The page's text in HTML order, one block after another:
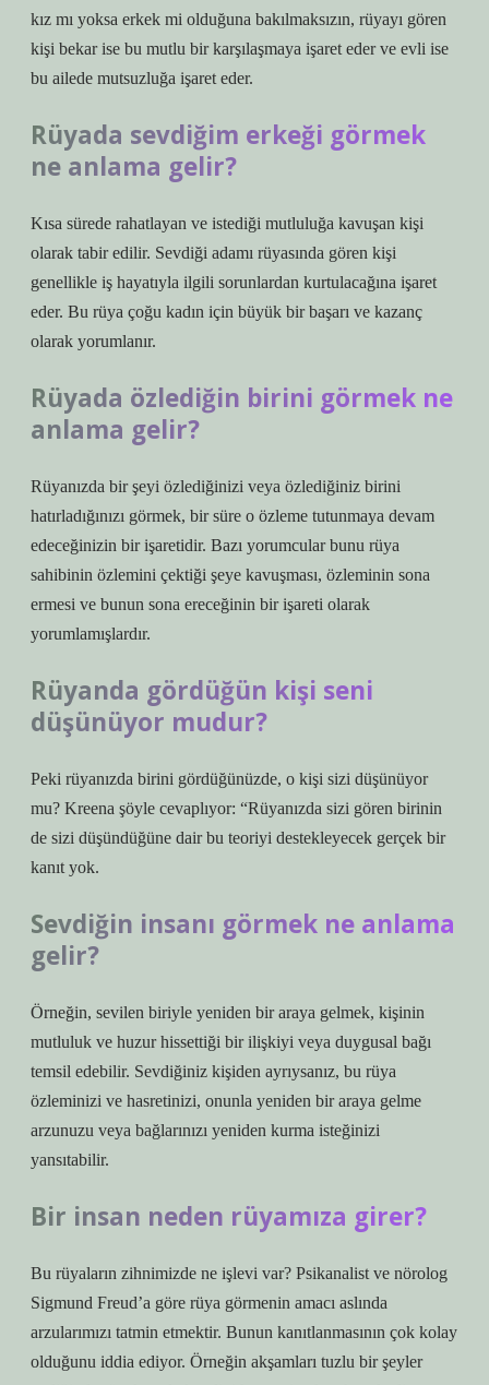
kız mı yoksa erkek mi olduğuna bakılmaksızın, rüyayı gören
kişi bekar ise bu mutlu bir karşılaşmaya işaret eder ve evli ise
bu ailede mutsuzluğa işaret eder.
Rüyada sevdiğim erkeği görmek
ne anlama gelir?
Kısa sürede rahatlayan ve istediği mutluluğa kavuşan kişi
olarak tabir edilir. Sevdiği adamı rüyasında gören kişi
genellikle iş hayatıyla ilgili sorunlardan kurtulacağına işaret
eder. Bu rüya çoğu kadın için büyük bir başarı ve kazanç
olarak yorumlanır.
Rüyada özlediğin birini görmek ne
anlama gelir?
Rüyanızda bir şeyi özlediğinizi veya özlediğiniz birini
hatırladığınızı görmek, bir süre o özleme tutunmaya devam
edeceğinizin bir işaretidir. Bazı yorumcular bunu rüya
sahibinin özlemini çektiği şeye kavuşması, özleminin sona
ermesi ve bunun sona ereceğinin bir işareti olarak
yorumlamışlardır.
Rüyanda gördüğün kişi seni
düşünüyor mudur?
Peki rüyanızda birini gördüğünüzde, o kişi sizi düşünüyor
mu? Kreena şöyle cevaplıyor: “Rüyanızda sizi gören birinin
de sizi düşündüğüne dair bu teoriyi destekleyecek gerçek bir
kanıt yok.
Sevdiğin insanı görmek ne anlama
gelir?
Örneğin, sevilen biriyle yeniden bir araya gelmek, kişinin
mutluluk ve huzur hissettiği bir ilişkiyi veya duygusal bağı
temsil edebilir. Sevdiğiniz kişiden ayrıysanız, bu rüya
özleminizi ve hasretinizi, onunla yeniden bir araya gelme
arzunuzu veya bağlarınızı yeniden kurma isteğinizi
yansıtabilir.
Bir insan neden rüyamıza girer?
Bu rüyaların zihnimizde ne işlevi var? Psikanalist ve nörolog
Sigmund Freud’a göre rüya görmenin amacı aslında
arzularımızı tatmin etmektir. Bunun kanıtlanmasının çok kolay
olduğunu iddia ediyor. Örneğin akşamları tuzlu bir şeyler